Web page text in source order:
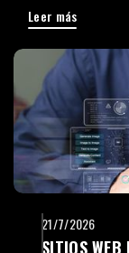
Leer más
21/7/2026
SITIOS WEB